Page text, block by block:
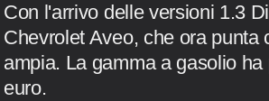
Con l'arrivo delle versioni 1.3
Chevrolet Aveo, che ora punta
ampia. La gamma a gasolio
euro.